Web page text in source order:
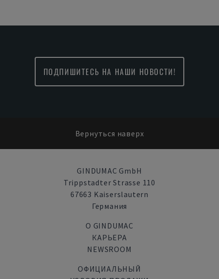
ПОДПИШИТЕСЬ НА НАШИ НОВОСТИ!
Вернуться наверх
GINDUMAC GmbH
Trippstadter Strasse 110
67663 Kaiserslautern
Германия
О GINDUMAC
КАРЬЕРА
NEWSROOM
ОФИЦИАЛЬНЫЙ